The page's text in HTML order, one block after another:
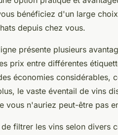
bénéficiez d'un large
depuis chez vous.
présente plusieurs
prix entre différentes
économies considérables,
le vaste éventail de vins
vous n'auriez peut-être pas
filtrer les vins selon divers